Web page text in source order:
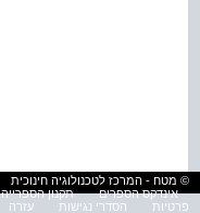
© מטח - המרכז לטכנולוגיה חינוכית
אינדקס הספרים
תקנון הספרייה
פרטיות
הסדרי נגישות עזרה